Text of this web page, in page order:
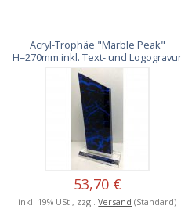
Acryl-Trophäe "Marble Peak"
H=270mm inkl. Text- und
53,70 €
inkl. 19% USt., zzgl.Versand (Standard)